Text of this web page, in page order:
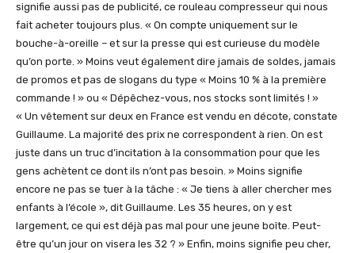
signifie aussi pas de publicité, ce rouleau compresseur qui nous
fait acheter toujours plus. « On compte uniquement sur le
bouche-à-oreille – et sur la presse qui est curieuse du modèle
qu’on porte. » Moins veut également dire jamais de soldes, jamais
de promos et pas de slogans du type « Moins 10 % à la première
commande ! » ou « Dépêchez-vous, nos stocks sont limités ! »
« Un vêtement sur deux en France est vendu en décote, constate
Guillaume. La majorité des prix ne correspondent à rien. On est
juste dans un truc d’incitation à la consommation pour que les
gens achètent ce dont ils n’ont pas besoin. » Moins signifie
encore ne pas se tuer à la tâche : « Je tiens à aller chercher mes
enfants à l’école », dit Guillaume. Les 35 heures, on y est
largement, ce qui est déjà pas mal pour une jeune boîte. Peut-
être qu’un jour on visera les 32 ? » Enfin, moins signifie peu cher,